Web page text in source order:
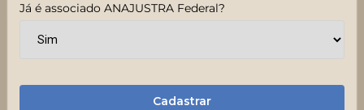
Já é associado ANAJUSTRA Federal?
Cadastrar